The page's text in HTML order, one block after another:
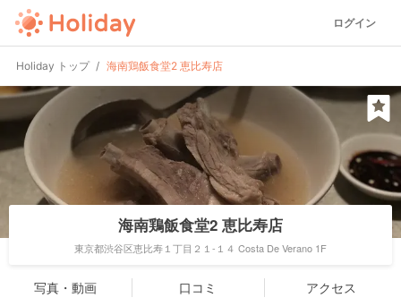
ログイン
Holiday トップ 海南鶏飯食堂2 恵比寿店
海南鶏飯食堂2 恵比寿店
東京都渋谷区恵比寿１丁目２１-１４ Costa De Verano 1F
写真・動画 口コミ アクセス